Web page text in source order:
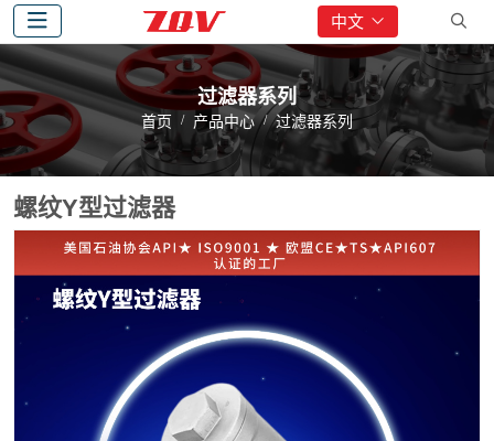
中文
过滤器系列
首页 产品中心 过滤器系列
螺纹Y型过滤器